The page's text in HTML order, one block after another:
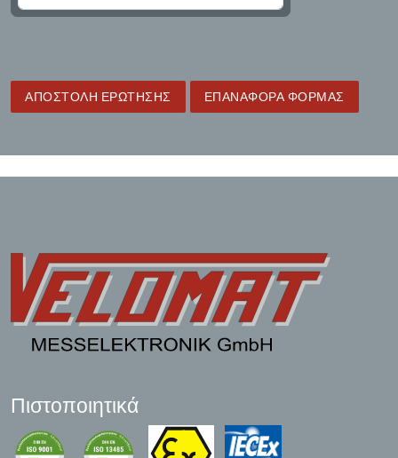
ΑΠΟΣΤΟΛΉ ΕΡΏΤΗΣΗΣ ΕΠΑΝΑΦΟΡΆ ΦΌΡΜΑΣ
Πιστοποιητικά